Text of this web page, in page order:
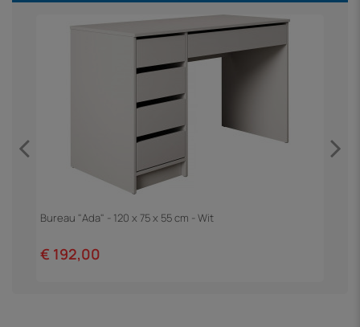
Bureau "Ada" - 120 x 75 x 55 cm - Wit
€ 192,00